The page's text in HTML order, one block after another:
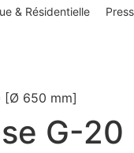
& Résidentielle
[Ø 650 mm]
G-